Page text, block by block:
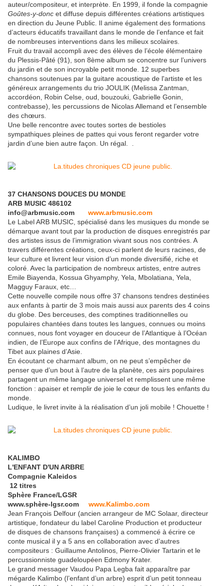
auteur/compositeur, et interprète. En 1999, il fonde la compagnie
Goûtes-y-donc et diffuse depuis différentes créations artistiques
en direction du Jeune Public. Il anime également des formations
d’acteurs éducatifs travaillant dans le monde de l’enfance et fait
de nombreuses interventions dans les milieux scolaires.
Fruit du travail accompli avec des élèves de l’école élémentaire
du Plessis-Pâté (91), son 8ème album se concentre sur l’univers
du jardin et de son incroyable petit monde. 12 superbes
chansons soutenues par la guitare acoustique de l'artiste et les
généreux arrangements du trio JOULIK (Melissa Zantman,
accordéon, Robin Celse, oud, bouzouki, Gabrielle Gonin,
contrebasse), les percussions de Nicolas Allemand et l’ensemble
des chœurs.
Une belle rencontre avec toutes sortes de bestioles
sympathiques pleines de pattes qui vous feront regarder votre
jardin d’une bien autre façon. Un régal. .
37 CHANSONS DOUCES DU MONDE
ARB MUSIC 486102
info@arbmusic.com www.arbmusic.com
Le Label ARB MUSIC, spécialisé dans les musiques du monde se
démarque avant tout par la production de disques enregistrés par
des artistes issus de l’immigration vivant sous nos contrées. A
travers différentes créations, ceux-ci parlent de leurs racines, de
leur culture et livrent leur vision d’un monde diversifié, riche et
coloré. Avec la participation de nombreux artistes, entre autres
Emile Biayenda, Kossua Ghyamphy, Yela, Mbolatiana, Yela,
Magguy Faraux, etc…
Cette nouvelle compile nous offre 37 chansons tendres destinées
aux enfants à partir de 3 mois mais aussi aux parents des 4 coins
du globe. Des berceuses, des comptines traditionnelles ou
populaires chantées dans toutes les langues, connues ou moins
connues, nous font voyager en douceur de l’Atlantique à l’Océan
indien, de l’Europe aux confins de l’Afrique, des montagnes du
Tibet aux plaines d’Asie.
En écoutant ce charmant album, on ne peut s’empêcher de
penser que d’un bout à l’autre de la planète, ces airs populaires
partagent un même langage universel et remplissent une même
fonction : apaiser et remplir de joie le cœur de tous les enfants du
monde.
Ludique, le livret invite à la réalisation d’un joli mobile ! Chouette !
KALIMBO
L'ENFANT D'UN ARBRE
Compagnie Kaleidos
12 titres
Sphère France/LGSR
www.sphère-lgsr.com www.Kalimbo.com
Jean François Delfour (ancien arrangeur de MC Solaar, directeur
artistique, fondateur du label Caroline Production et producteur
de disques de chansons françaises) a commencé à écrire ce
conte musical il y a 5 ans en collaboration avec d’autres
compositeurs : Guillaume Antolinos, Pierre-Olivier Tartarin et le
percussionniste guadeloupéen Edmony Krater.
Le grand messager Vaudou Papa Legba fait apparaître par
mégarde Kalimbo (l’enfant d’un arbre) esprit d’un petit tonneau